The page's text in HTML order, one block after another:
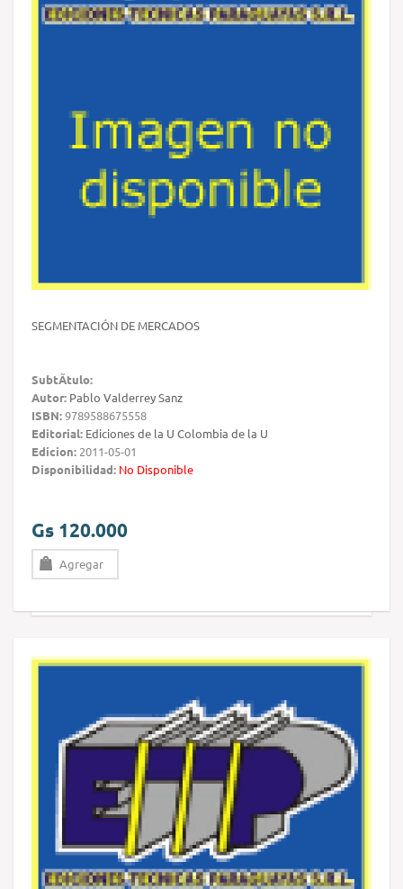
SEGMENTACIÓN DE MERCADOS
SubtÃ­tulo:
Autor: Pablo Valderrey Sanz
ISBN:9789588675558
Editorial: Ediciones de la U Colombia de la U
Edicion: 2011-05-01
Disponibilidad: No Disponible
Gs 120.000
Agregar